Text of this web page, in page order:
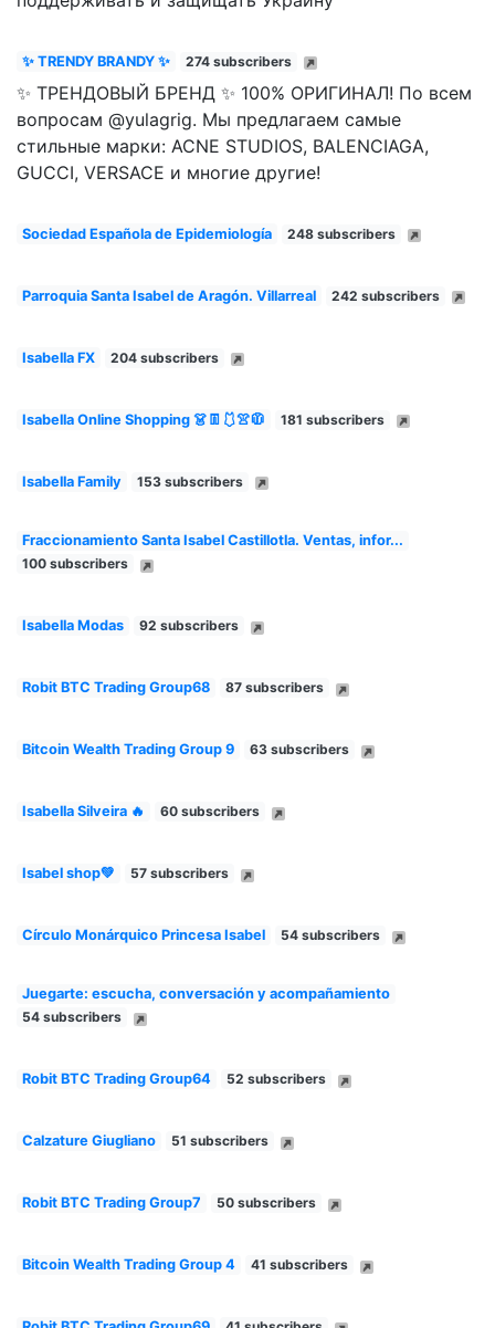
✨ TRENDY BRANDY ✨ 274 subscribers
✨ ТРЕНДОВЫЙ БРЕНД ✨ 100% ОРИГИНАЛ! По всем
вопросам @yulagrig. Мы предлагаем самые
стильные марки: ACNE STUDIOS, BALENCIAGA,
GUCCI, VERSACE и многие другие!
Sociedad Española de Epidemiología 248 subscribers
Parroquia Santa Isabel de Aragón. Villarreal 242 subscribers
Isabella FX 204 subscribers
Isabella Online Shopping 👗👖🩱👚🧥 181 subscribers
Isabella Family 153 subscribers
Fraccionamiento Santa Isabel Castillotla. Ventas, infor...
100 subscribers
Isabella Modas 92 subscribers
Robit BTC Trading Group68 87 subscribers
Bitcoin Wealth Trading Group 9 63 subscribers
Isabella Silveira 🔥 60 subscribers
Isabel shop💚 57 subscribers
Círculo Monárquico Princesa Isabel 54 subscribers
Juegarte: escucha, conversación y acompañamiento
54 subscribers
Robit BTC Trading Group64 52 subscribers
Calzature Giugliano 51 subscribers
Robit BTC Trading Group7 50 subscribers
Bitcoin Wealth Trading Group 4 41 subscribers